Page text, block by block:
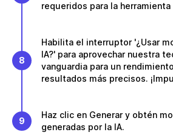
requeridos para la
8
Habilita el interruptor '¿Usar
IA?' para aprovechar nuestra
vanguardia para un
resultados más precisos.
9
Haz clic en Generar y obtén
generadas por la IA.